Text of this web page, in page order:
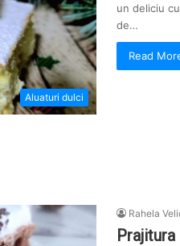
Aluaturi dulci
un deliciu
de…
Read
Rahela